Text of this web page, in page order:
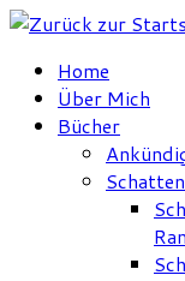
Zum
springenHome
Über Mich
Bücher